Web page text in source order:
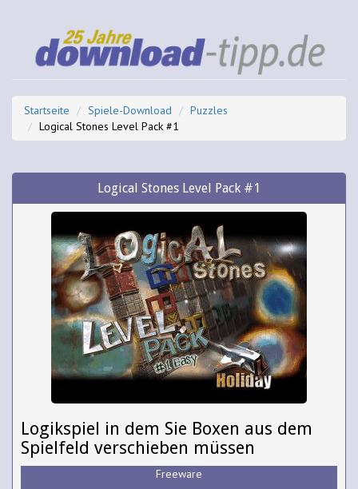
Startseite Spiele-Download
Puzzles
Logical Stones Level Pack #1
Logical Stones Level Pack #1
Logikspiel in dem Sie Boxen aus dem
Spielfeld verschieben müssen
Freeware